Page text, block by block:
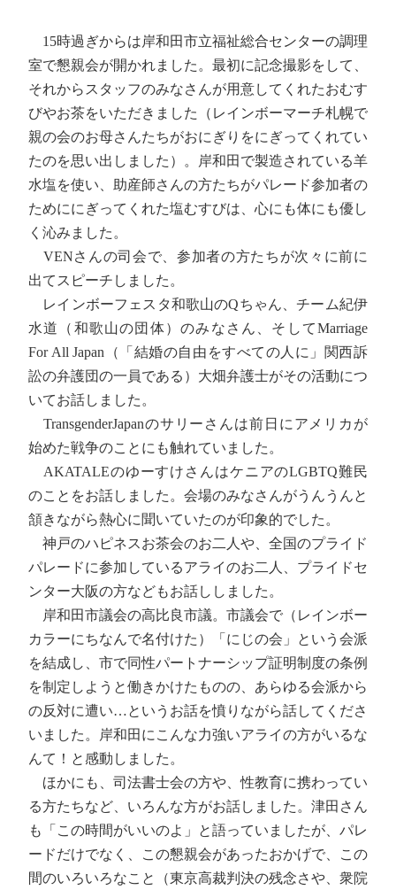
15時過ぎからは岸和田市立福祉総合センターの調理
室で懇親会が開かれました。最初に記念撮影をして、
それからスタッフのみなさんが用意してくれたおむす
びやお茶をいただきました（レインボーマーチ札幌で
親の会のお母さんたちがおにぎりをにぎってくれてい
たのを思い出しました）。岸和田で製造されている羊
水塩を使い、助産師さんの方たちがパレード参加者の
ためににぎってくれた塩むすびは、心にも体にも優し
く沁みました。
VENさんの司会で、参加者の方たちが次々に前に
出てスピーチしました。
レインボーフェスタ和歌山のQちゃん、チーム紀伊
水道（和歌山の団体）のみなさん、そしてMarriage
For All Japan（「結婚の自由をすべての人に」関西訴
訟の弁護団の一員である）大畑弁護士がその活動につ
いてお話しました。
TransgenderJapanのサリーさんは前日にアメリカが
始めた戦争のことにも触れていました。
AKATALEのゆーすけさんはケニアのLGBTQ難民
のことをお話しました。会場のみなさんがうんうんと
頷きながら熱心に聞いていたのが印象的でした。
神戸のハピネスお茶会のお二人や、全国のプライド
パレードに参加しているアライのお二人、プライドセ
ンター大阪の方などもお話ししました。
岸和田市議会の高比良市議。市議会で（レインボー
カラーにちなんで名付けた）「にじの会」という会派
を結成し、市で同性パートナーシップ証明制度の条例
を制定しようと働きかけたものの、あらゆる会派から
の反対に遭い…というお話を憤りながら話してくださ
いました。岸和田にこんな力強いアライの方がいるな
んて！と感動しました。
ほかにも、司法書士会の方や、性教育に携わってい
る方たちなど、いろんな方がお話しました。津田さん
も「この時間がいいのよ」と語っていましたが、パレ
ードだけでなく、この懇親会があったおかげで、この
間のいろいろなこと（東京高裁判決の残念さや、衆院